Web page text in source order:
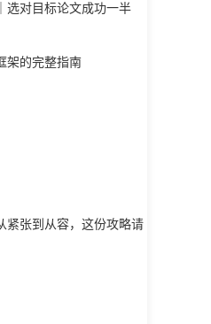
选对目标论文成功一半
架的完整指南
紧张到从容，这份攻略请